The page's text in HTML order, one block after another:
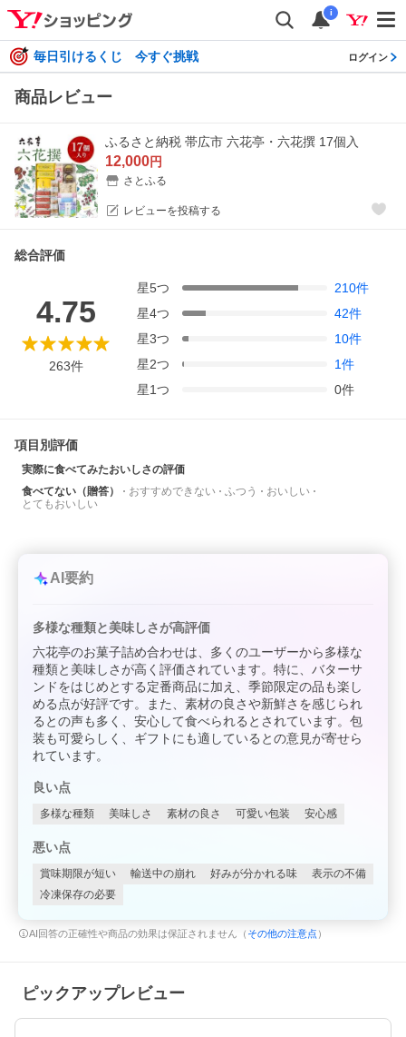
i
毎日引けるくじ 今すぐ挑戦 ログイン
商品レビュー
ふるさと納税 帯広市 六花亭・六花撰 17個入
12,000円
さとふる
レビューを投稿する
総合評価
4.75
263件
星5つ 210件
星4つ 42件
星3つ 10件
星2つ 1件
星1つ 0件
項目別評価
実際に食べてみたおいしさの評価
食べてない（贈答）
おすすめできない ふつう
おいしい
とてもおいしい
AI要約
多様な種類と美味しさが高評価
六花亭のお菓子詰め合わせは、多くのユーザーから多様な
種類と美味しさが高く評価されています。特に、バターサ
ンドをはじめとする定番商品に加え、季節限定の品も楽し
める点が好評です。また、素材の良さや新鮮さを感じられ
るとの声も多く、安心して食べられるとされています。包
装も可愛らしく、ギフトにも適しているとの意見が寄せら
れています。
良い点
多様な種類 美味しさ 素材の良さ 可愛い包装 安心感
悪い点
賞味期限が短い 輸送中の崩れ 好みが分かれる味
表示の不備
冷凍保存の必要
AI回答の正確性や商品の効果は保証されません（ その他の注意点 ）
ピックアップレビュー